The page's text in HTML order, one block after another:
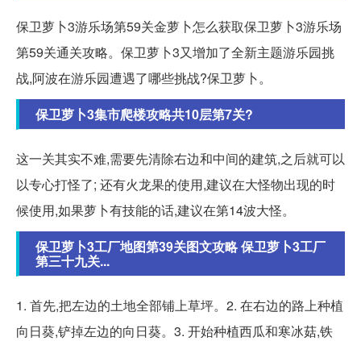
保卫萝卜3游乐场第59关金萝卜怎么获取保卫萝卜3游乐场
第59关通关攻略。保卫萝卜3又增加了全新主题游乐园挑
战,阿波在游乐园遭遇了哪些挑战?保卫萝卜。
保卫萝卜3集市爬楼攻略共10层第7关?
这一关其实不难,需要先清除右边和中间的建筑,之后就可以
以专心打怪了; 还有火龙果的使用,建议在大怪物出现的时
候使用,如果萝卜有技能的话,建议在第14波大怪。
保卫萝卜3工厂地图第39关图文攻略 保卫萝卜3工厂
第三十九关...
1. 首先,把左边的土地全部铺上草坪。2. 在右边的路上种植
向日葵,铲掉左边的向日葵。3. 开始种植西瓜和寒冰菇,铁